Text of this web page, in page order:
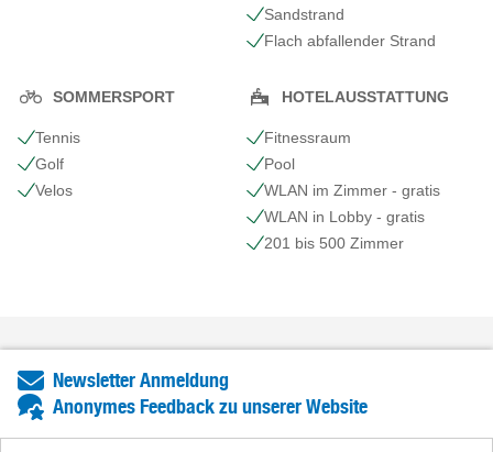
Sandstrand
Flach abfallender Strand
SOMMERSPORT
Tennis
Golf
Velos
HOTELAUSSTATTUNG
Fitnessraum
Pool
WLAN im Zimmer - gratis
WLAN in Lobby - gratis
201 bis 500 Zimmer
Newsletter Anmeldung
Anonymes Feedback zu unserer Website